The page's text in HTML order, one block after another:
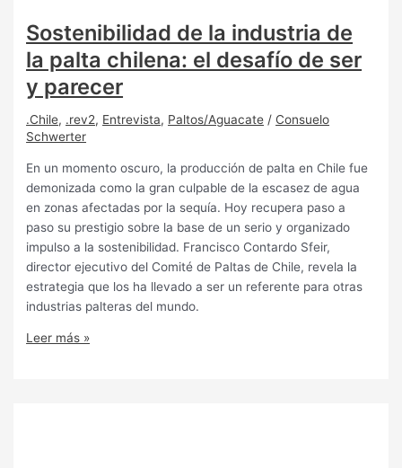
Sostenibilidad de la industria de
la palta chilena: el desafío de ser
y parecer
.Chile, .rev2, Entrevista, Paltos/Aguacate / Consuelo
Schwerter
En un momento oscuro, la producción de palta en Chile fue
demonizada como la gran culpable de la escasez de agua
en zonas afectadas por la sequía. Hoy recupera paso a
paso su prestigio sobre la base de un serio y organizado
impulso a la sostenibilidad. Francisco Contardo Sfeir,
director ejecutivo del Comité de Paltas de Chile, revela la
estrategia que los ha llevado a ser un referente para otras
industrias palteras del mundo.
Leer más »